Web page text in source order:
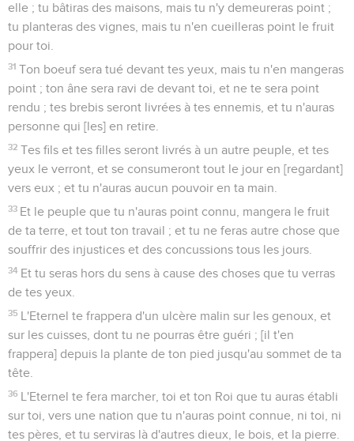
elle ; tu bâtiras des maisons, mais tu n'y demeureras point ;
tu planteras des vignes, mais tu n'en cueilleras point le fruit
pour toi.
31 Ton boeuf sera tué devant tes yeux, mais tu n'en mangeras
point ; ton âne sera ravi de devant toi, et ne te sera point
rendu ; tes brebis seront livrées à tes ennemis, et tu n'auras
personne qui [les] en retire.
32 Tes fils et tes filles seront livrés à un autre peuple, et tes
yeux le verront, et se consumeront tout le jour en [regardant]
vers eux ; et tu n'auras aucun pouvoir en ta main.
33 Et le peuple que tu n'auras point connu, mangera le fruit
de ta terre, et tout ton travail ; et tu ne feras autre chose que
souffrir des injustices et des concussions tous les jours.
34 Et tu seras hors du sens à cause des choses que tu verras
de tes yeux.
35 L'Eternel te frappera d'un ulcère malin sur les genoux, et
sur les cuisses, dont tu ne pourras être guéri ; [il t'en
frappera] depuis la plante de ton pied jusqu'au sommet de ta
tête.
36 L'Eternel te fera marcher, toi et ton Roi que tu auras établi
sur toi, vers une nation que tu n'auras point connue, ni toi, ni
tes pères, et tu serviras là d'autres dieux, le bois, et la pierre.